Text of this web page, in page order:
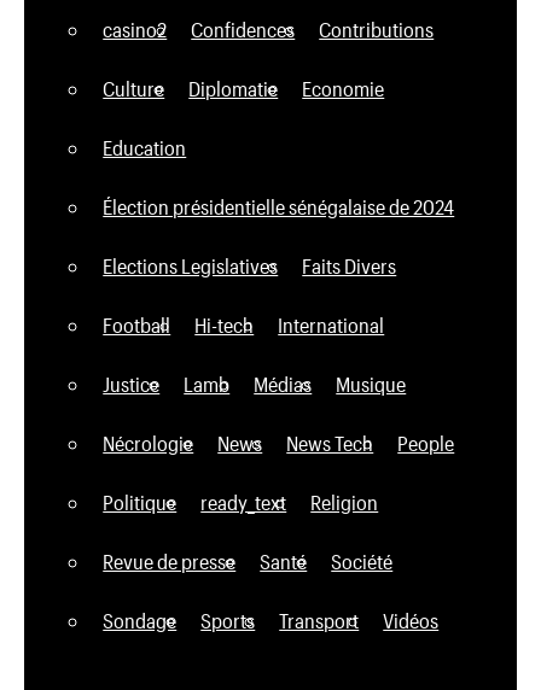
casino2 Confidences Contributions
Culture Diplomatie Economie
Education
Élection présidentielle sénégalaise de 2024
Elections Legislatives Faits Divers
Football Hi-tech International
Justice Lamb Médias Musique
Nécrologie News News Tech People
Politique ready_text Religion
Revue de presse Santé Société
Sondage Sports Transport Vidéos